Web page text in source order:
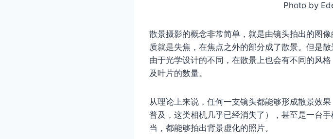
Photo by
散景摄影的概念非常简单，就是由镜头拍出的图
质就是失焦，在焦点之外的部分成了散景。但是
由于光学设计的不同，在散景上也会有不同的风
及叶片的数量。
从理论上来说，任何一支镜头都能够形成散景效
普及，这类相机几乎已经消失了），甚至是一台
当，都能够拍出背景虚化的照片。